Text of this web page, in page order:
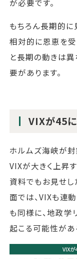
が必要です。
もちろん長期的に
相対的に恩恵を受
と長期の動きは異
要があります。
VIXが45に
ホルムズ海峡が封
VIXが大きく上昇
資料でもお見せし
面では、VIXも連
も同様に、地政学
起こる可能性があ